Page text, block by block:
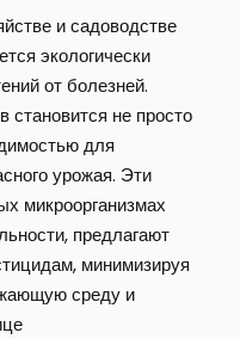
и садоводстве
экологически
от болезней.
становится не просто
для
урожая. Эти
микроорганизмах
предлагают
минимизируя
среду и